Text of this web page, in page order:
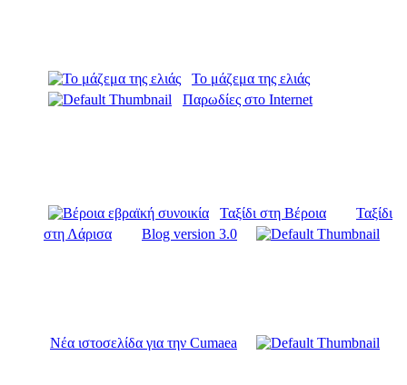
Το μάζεμα της ελιάς
Παρωδίες στο Internet
Ταξίδι στη Βέροια
Ταξίδι
στη Λάρισα
Blog version 3.0
Νέα ιστοσελίδα για την Cumaea